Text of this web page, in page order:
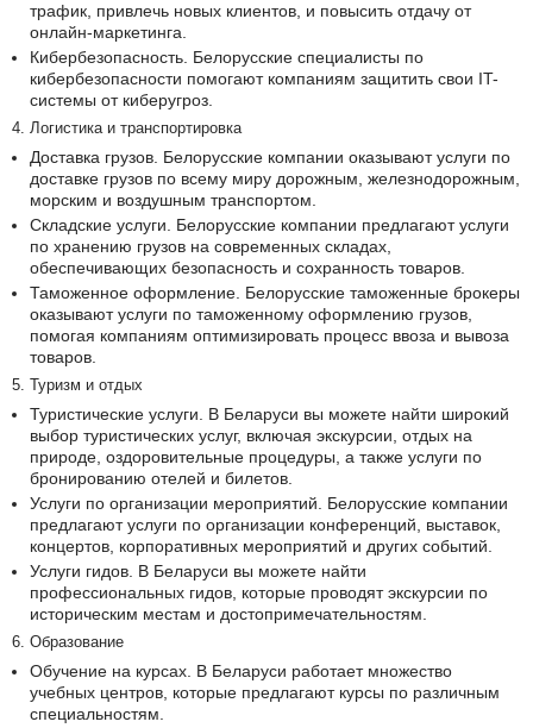
трафик, привлечь новых клиентов, и повысить отдачу от
онлайн-маркетинга.
Кибербезопасность. Белорусские специалисты по
кибербезопасности помогают компаниям защитить свои IT-
системы от киберугроз.
4. Логистика и транспортировка
Доставка грузов. Белорусские компании оказывают услуги по
доставке грузов по всему миру дорожным, железнодорожным,
морским и воздушным транспортом.
Складские услуги. Белорусские компании предлагают услуги
по хранению грузов на современных складах,
обеспечивающих безопасность и сохранность товаров.
Таможенное оформление. Белорусские таможенные брокеры
оказывают услуги по таможенному оформлению грузов,
помогая компаниям оптимизировать процесс ввоза и вывоза
товаров.
5. Туризм и отдых
Туристические услуги. В Беларуси вы можете найти широкий
выбор туристических услуг, включая экскурсии, отдых на
природе, оздоровительные процедуры, а также услуги по
бронированию отелей и билетов.
Услуги по организации мероприятий. Белорусские компании
предлагают услуги по организации конференций, выставок,
концертов, корпоративных мероприятий и других событий.
Услуги гидов. В Беларуси вы можете найти
профессиональных гидов, которые проводят экскурсии по
историческим местам и достопримечательностям.
6. Образование
Обучение на курсах. В Беларуси работает множество
учебных центров, которые предлагают курсы по различным
специальностям.